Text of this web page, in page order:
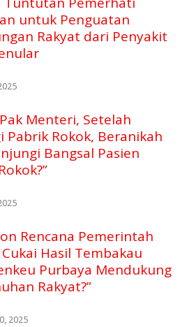
untuk Penguatan
Rakyat dari Penyakit
Menteri, Setelah
Pabrik Rokok, Beranikah
Bangsal Pasien
Rencana Pemerintah
Hasil Tembakau
Purbaya Mendukung
Rakyat?”
2025